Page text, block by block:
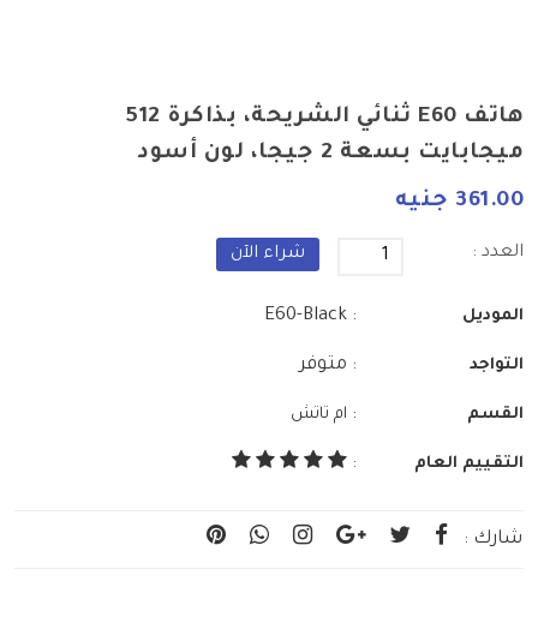
هاتف E60 ثنائي الشريحة، بذاكرة 512
ميجابايت بسعة 2 جيجا، لون أسود
361.00 جنيه
العدد : شراء الآن
الموديل : E60-Black
التواجد : متوفر
القسم : ام تاتش
التقييم العام :
شارك :